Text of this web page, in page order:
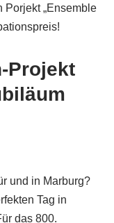
Porjekt „Ensemble
Projekt
und in Marburg?
Tag in
das 800.